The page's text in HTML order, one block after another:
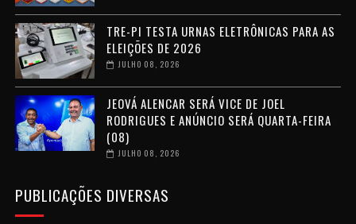
TRE-PI TESTA URNAS ELETRÔNICAS PARA AS
ELEIÇÕES DE 2026
JULHO 08, 2026
JEOVÁ ALENCAR SERÁ VICE DE JOEL
RODRIGUES E ANÚNCIO SERÁ QUARTA-FEIRA
(08)
JULHO 08, 2026
PUBLICAÇÕES DIVERSAS